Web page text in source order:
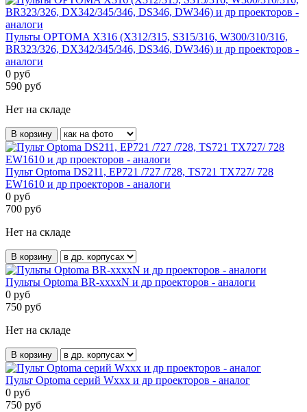
Пульты OPTOMA X316 (X312/315, S315/316, W300/310/316,
BR323/326, DX342/345/346, DS346, DW346) и др проекторов -
аналоги
0 руб
590 руб
Нет на складе
В корзину
Пульт Optoma DS211, EP721 /727 /728, TS721 TX727/ 728
EW1610 и др проекторов - аналоги
0 руб
700 руб
Нет на складе
В корзину
Пульты Optoma BR-xxxxN и др проекторов - аналоги
0 руб
750 руб
Нет на складе
В корзину
Пульт Optoma серий Wxxx и др проекторов - аналог
0 руб
750 руб